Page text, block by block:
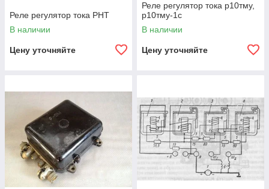
Реле регулятор тока РНТ
В наличии
Цену уточняйте
Реле регулятор тока р10тму,
р10тму-1с
В наличии
Цену уточняйте